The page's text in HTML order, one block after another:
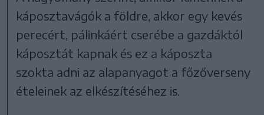
káposztavágók a földre, akkor egy kevés
perecért, pálinkáért cserébe a gazdáktól
káposztát kapnak és ez a káposzta
szokta adni az alapanyagot a főzőverseny
ételeinek az elkészítéséhez is.